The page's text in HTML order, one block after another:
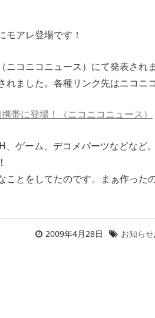
モアレ登場です！
コニコニュース）にて発表されま
れました。各種リンク先はニコニ
帯に登場！（ニコニコニュース）
、ゲーム、デコメパーツなどなど
ことをしてたのです。まぁ作った
2009年4月28日 お知らせ,